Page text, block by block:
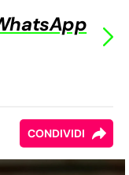
CONDIVIDI